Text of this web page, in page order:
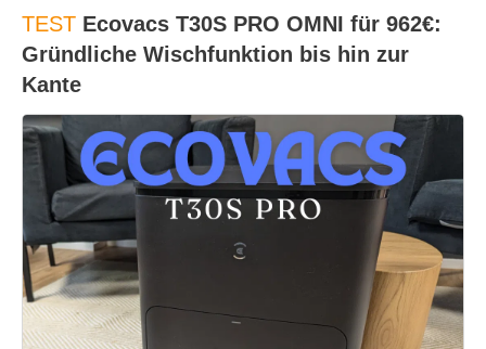
TEST Ecovacs T30S PRO OMNI für 962€:
Gründliche Wischfunktion bis hin zur
Kante